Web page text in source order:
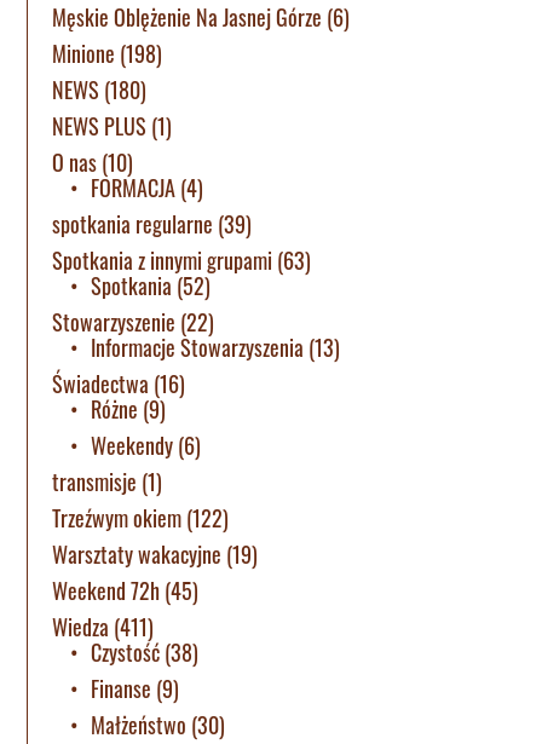
Męskie Oblężenie Na Jasnej Górze (6)
Minione (198)
NEWS (180)
NEWS PLUS (1)
O nas(10)
FORMACJA(4)
spotkania regularne (39)
Spotkania z innymi grupami (63)
Spotkania (52)
Stowarzyszenie (22)
Informacje Stowarzyszenia (13)
Świadectwa (16)
Różne (9)
Weekendy(6)
transmisje (1)
Trzeźwym okiem(122)
Warsztaty wakacyjne (19)
Weekend 72h(45)
Wiedza (411)
Czystość(38)
Finanse (9)
Małżeństwo (30)